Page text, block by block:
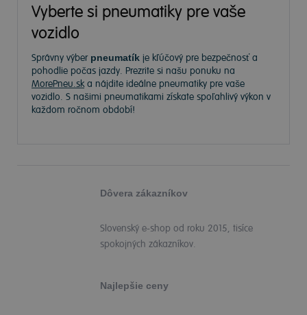
Vyberte si pneumatiky pre vaše
vozidlo
Správny výber pneumatík je kľúčový pre bezpečnosť a
pohodlie počas jazdy. Prezrite si našu ponuku na
MorePneu.ska nájdite ideálne pneumatiky pre vaše
vozidlo. S našimi pneumatikami získate spoľahlivý výkon v
každom ročnom období!
Dôvera zákazníkov
Slovenský e-shop od roku 2015, tisíce
spokojných zákazníkov.
Najlepšie ceny